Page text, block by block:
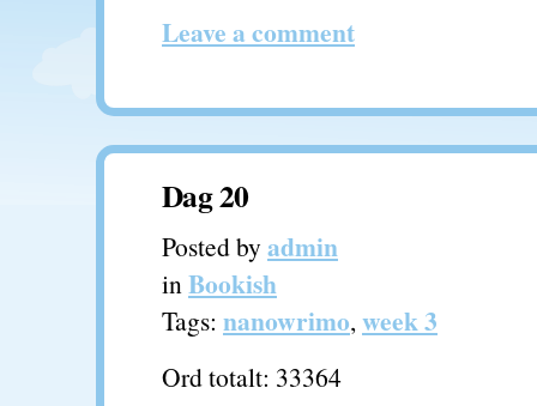
Leave a comment
Dag 20
Posted by admin
inBookish
Tags: nanowrimo,week 3
Ord totalt: 33364